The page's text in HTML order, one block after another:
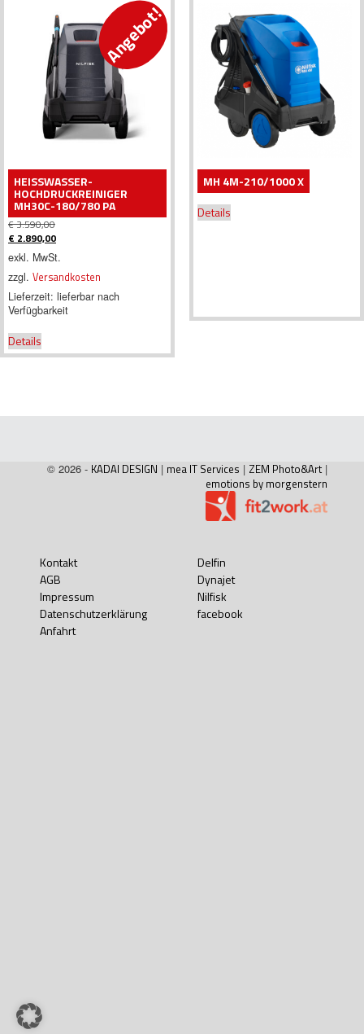
Angebot!
HEISSWASSER-H
OCHDRUCKREINIGER M
H30C-180/780 PA
€3.590,00
Ursprünglicher
Preis
war:
€ 3.590,00
€ 2.890,00
Aktueller
Preis
ist:
€ 2.890,00.
exkl. MwSt.
zzgl. Versandkosten
Lieferzeit: lieferbar nach
Verfügbarkeit
Details
MH 4M-210/1000 X
Details
© 2026 - KADAI DESIGN | mea IT Services | ZEM Photo&Art |
emotions by morgenstern
Kontakt
AGB
Impressum
Datenschutzerklärung
Anfahrt
Delfin
Dynajet
Nilfisk
facebook